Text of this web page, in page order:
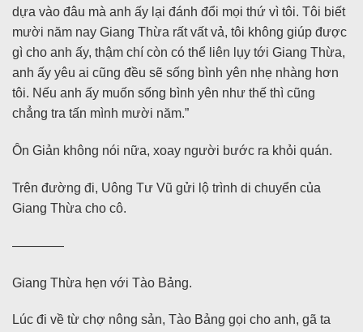
dựa vào đâu mà anh ấy lại đánh đổi mọi thứ vì tôi. Tôi biết
mười năm nay Giang Thừa rất vất vả, tôi không giúp được
gì cho anh ấy, thậm chí còn có thể liên lụy tới Giang Thừa,
anh ấy yêu ai cũng đều sẽ sống bình yên nhẹ nhàng hơn
tôi. Nếu anh ấy muốn sống bình yên như thế thì cũng
chẳng tra tấn mình mười năm.”
Ôn Giản không nói nữa, xoay người bước ra khỏi quán.
Trên đường đi, Uông Tư Vũ gửi lộ trình di chuyển của
Giang Thừa cho cô.
————
Giang Thừa hẹn với Tào Bảng.
Lúc đi về từ chợ nông sản, Tào Bảng gọi cho anh, gã ta